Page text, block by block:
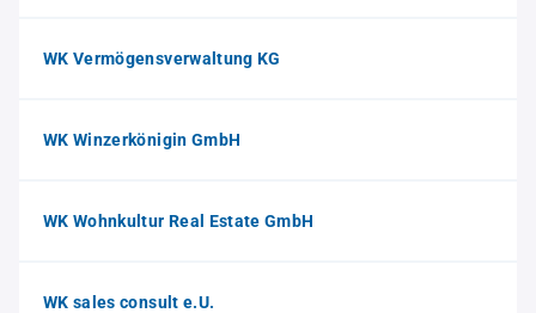
WK Vermögensverwaltung KG
WK Winzerkönigin GmbH
WK Wohnkultur Real Estate GmbH
WK sales consult e.U.